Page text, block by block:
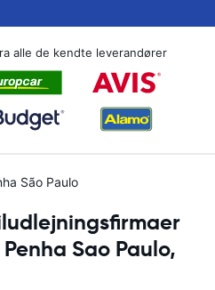
alle de kendte leverandører
São Paulo
Sao Paulo,